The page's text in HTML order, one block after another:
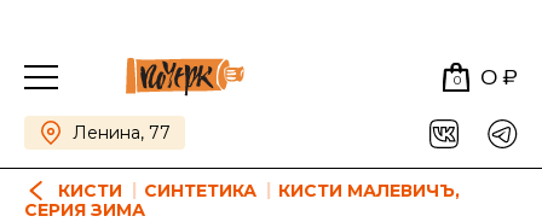
0 0 ₽
Ленина, 77
КИСТИ СИНТЕТИКА
КИСТИ МАЛЕВИЧЪ,
СЕРИЯ ЗИМА